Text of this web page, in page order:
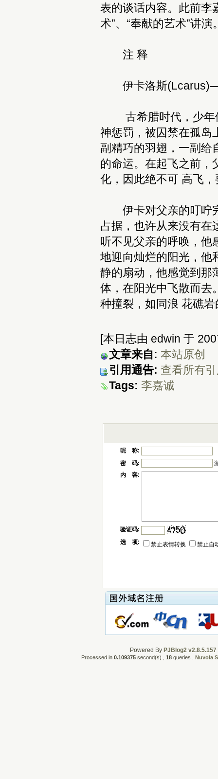
表的谈话内容。此前李
术”、“奉献的艺术”讲演
注 释
伊卡洛斯
古希腊时代，少年
神惩罚，被囚禁在孤岛
副精巧的羽翅，一副给
的命运。在起飞之前，
化，因此绝不可 高飞
伊卡对父亲的叮咛完
占据，也许从来没有在
听不见父亲的呼唤，他
地迎向灿烂的阳光，他
静的扇动，他感觉到那
体，在阳光中飞散而去
种撞裂，如同浪 花礁
[本日志由 edwin 于
文章来自: 本站原创
引用通告: 查看所有
Tags: 李嘉诚
昵 称:
密 码:
内 容:
验证码:
选 项:
禁止表情转换 禁止自
Powered By PJBlog2 v2.8.5.157
Processed in 0.109375 second(s) , 18 queries , Nuvola